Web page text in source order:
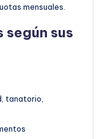
mensuales.
según sus
tanatorio,